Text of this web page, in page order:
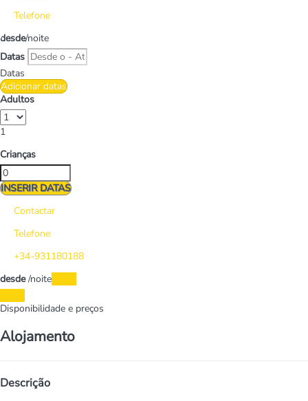
Telefone
desde/noite
Datas
Datas
Adicionar datas
Adultos
1
Crianças
INSERIR DATAS
Contactar
Telefone
+34-931180188
desde /noite
Disponibilidade e preços
Alojamento
Descrição